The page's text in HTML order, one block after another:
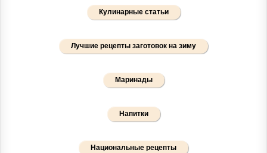
Кулинарные статьи
Лучшие рецепты заготовок на зиму
Маринады
Напитки
Национальные рецепты